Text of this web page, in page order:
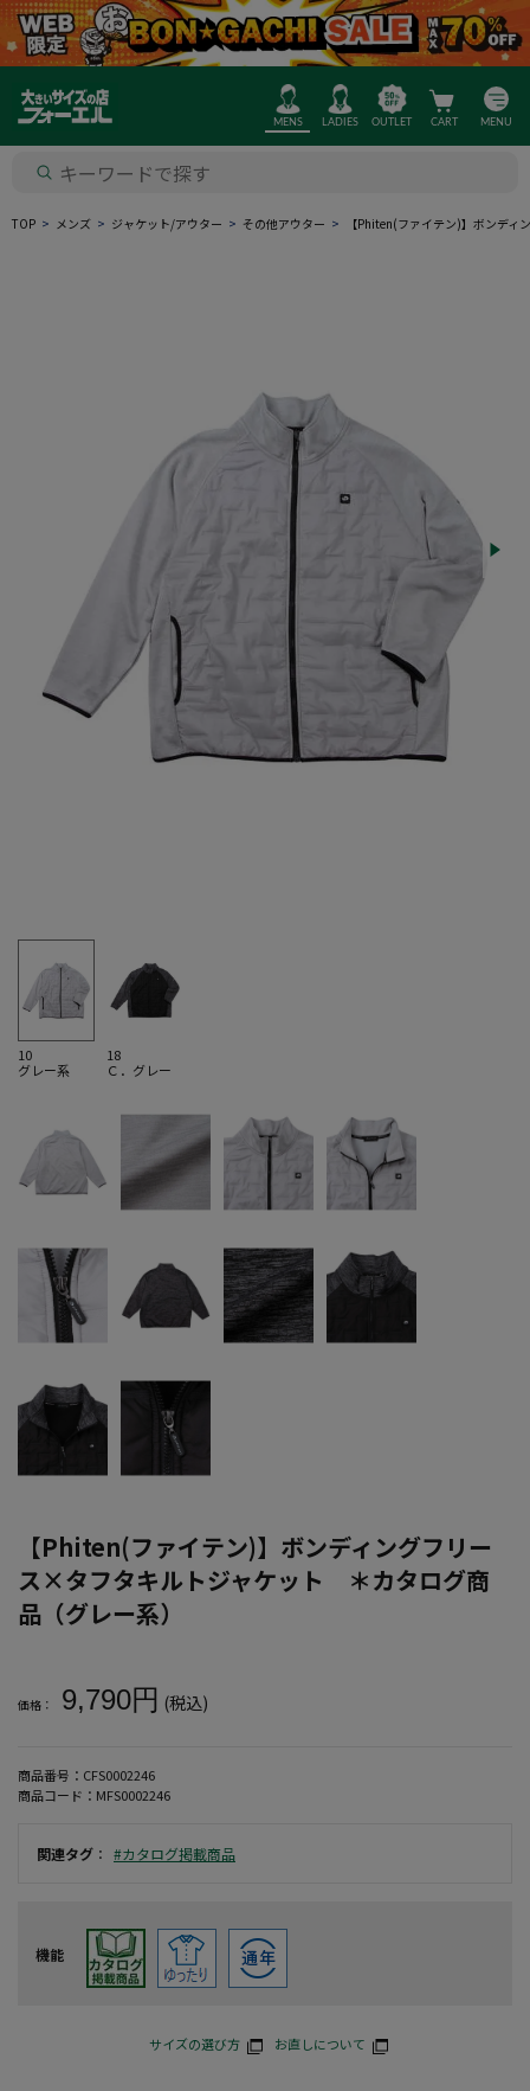
MENS LADIES OUTLET CART MENU
TOP メンズ ジャケット/アウター その他アウター 【Phiten(ファイテン)】ボンデ
10
グレー系
18
Ｃ．グレー
【Phiten(ファイテン)】ボンディングフリー
ス×タフタキルトジャケット ＊カタログ商
品（グレー系）
価格： 9,790円 (税込)
商品番号： CFS0002246
商品コード： MFS0002246
関連タグ ： #カタログ掲載商品
機能
サイズの選び方 お直しについて